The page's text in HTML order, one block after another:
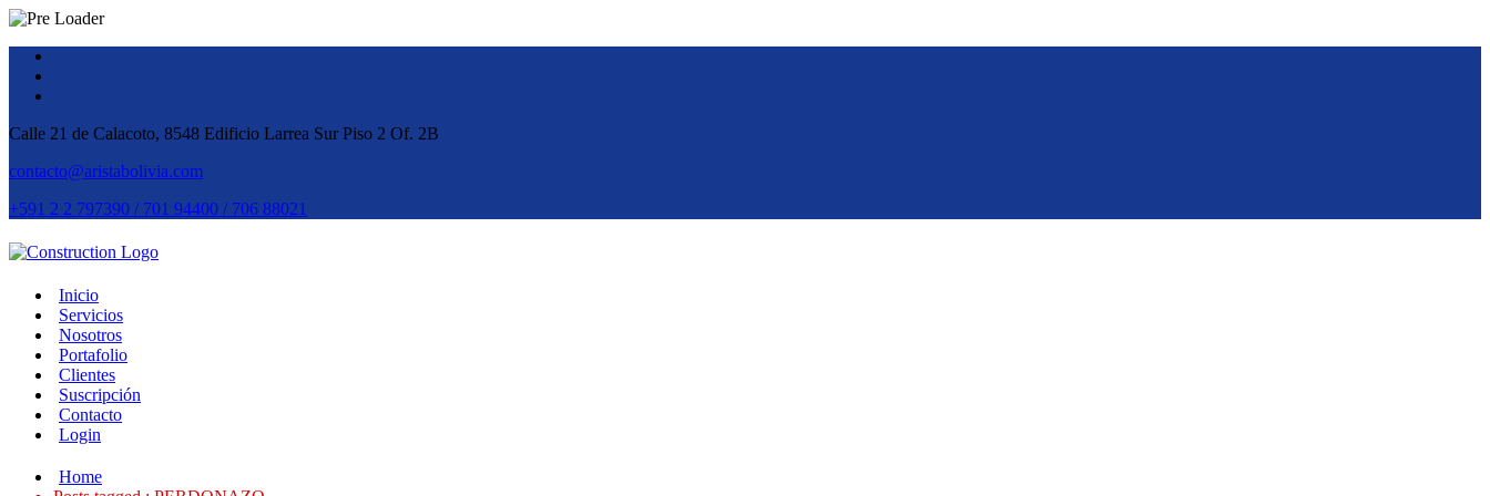
Calle 21 de Calacoto, 8548 Edificio Larrea Sur Piso 2 Of. 2B
contacto@aristabolivia.com
+591 2 2 797390 / 701 94400 / 706 88021
Inicio
Servicios
Nosotros
Portafolio
Clientes
Suscripción
Contacto
Login
Home